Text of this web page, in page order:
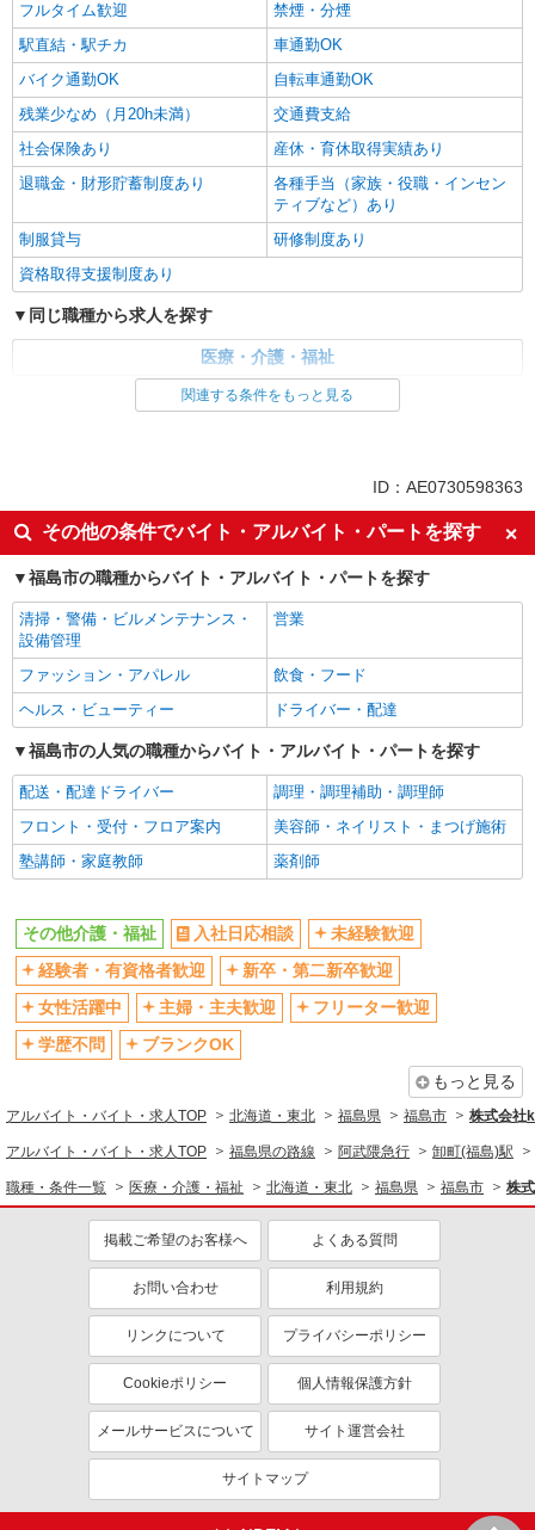
フルタイム歓迎
禁煙・分煙
駅直結・駅チカ
車通勤OK
バイク通勤OK
自転車通勤OK
残業少なめ（月20h未満）
交通費支給
社会保険あり
産休・育休取得実績あり
退職金・財形貯蓄制度あり
各種手当（家族・役職・インセン
ティブなど）あり
制服貸与
研修制度あり
資格取得支援制度あり
同じ職種から求人を探す
医療・介護・福祉
同じ特徴から求人を探す
交通費支給
社会保険あり
産休・育休取得実績あり
関連する条件をもっと見る
ID：AE0730598363
その他の条件でバイト・アルバイト・パートを探す
福島市の職種からバイト・アルバイト・パートを探す
清掃・警備・ビルメンテナンス・
設備管理
営業
ファッション・アパレル
飲食・フード
ヘルス・ビューティー
ドライバー・配達
福島市の人気の職種からバイト・アルバイト・パートを探す
配送・配達ドライバー
調理・調理補助・調理師
フロント・受付・フロア案内
美容師・ネイリスト・まつげ施術
塾講師・家庭教師
薬剤師
その他介護・福祉 入社日応相談
未経験歓迎
経験者・有資格者歓迎
新卒・第二新卒歓迎
女性活躍中
主婦・主夫歓迎
フリーター歓迎
学歴不問
ブランクOK
もっと見る
アルバイト・バイト・求人TOP 北海道・東北 福島県 福島市 株式会社
アルバイト・バイト・求人TOP 福島県の路線 阿武隈急行 卸町(福島)駅
職種・条件一覧 医療・介護・福祉 北海道・東北 福島県 福島市 株
掲載ご希望のお客様へ よくある質問
お問い合わせ 利用規約
リンクについて プライバシーポリシー
Cookieポリシー 個人情報保護方針
メールサービスについて サイト運営会社
サイトマップ